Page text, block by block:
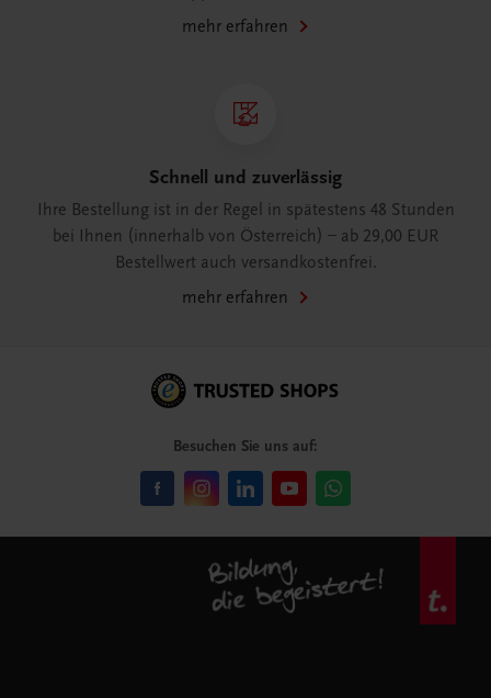
mehr erfahren
Schnell und zuverlässig
Ihre Bestellung ist in der Regel in spätestens 48 Stunden
bei Ihnen (innerhalb von Österreich) – ab 29,00 EUR
Bestellwert auch versandkostenfrei.
mehr erfahren
Besuchen Sie uns auf: